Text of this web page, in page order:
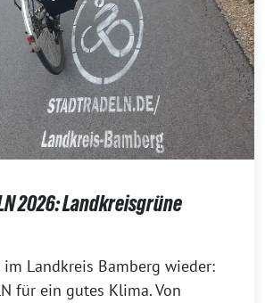
2026: Landkreisgrüne
Landkreis Bamberg wieder:
für ein gutes Klima. Von